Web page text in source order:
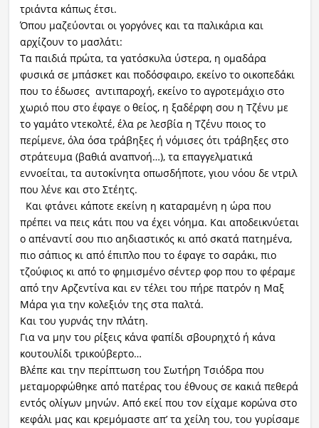
τριάντα κάπως έτσι.
Όπου μαζεύονται οι γοργόνες και τα παλικάρια και
αρχίζουν το μασλάτι:
Τα παιδιά πρώτα, τα γατόσκυλα ύστερα, η ομαδάρα
φυσικά σε μπάσκετ και ποδόσφαιρο, εκείνο το οικοπεδάκι
που το έδωσες αντιπαροχή, εκείνο το αγροτεμάχιο στο
χωριό που στο έφαγε ο θείος, η ξαδέρφη σου η Τζένυ με
το γαμάτο ντεκολτέ, έλα ρε λεσβία η Τζένυ ποιος το
περίμενε, όλα όσα τράβηξες ή νόμισες ότι τράβηξες στο
στράτευμα (βαθιά αναπνοή…), τα επαγγελματικά
εννοείται, τα αυτοκίνητα οπωσδήποτε, γιου νόου δε ντριλ
που λένε και στο Στέητς.
Και φτάνει κάποτε εκείνη η καταραμένη η ώρα που
πρέπει να πεις κάτι που να έχει νόημα. Και αποδεικνύεται
ο απέναντί σου πιο αηδιαστικός κι από σκατά πατημένα,
πιο σάπιος κι από έπιπλο που το έφαγε το σαράκι, πιο
τζούφιος κι από το φημισμένο σέντερ φορ που το φέραμε
από την Αρζεντίνα και εν τέλει του πήρε πατρόν η Μαξ
Μάρα για την κολεξιόν της στα παλτά.
Και του γυρνάς την πλάτη.
Για να μην του ρίξεις κάνα φαπίδι σβουρηχτό ή κάνα
κουτουλίδι τρικούβερτο…
Βλέπε και την περίπτωση του Σωτήρη Τσιόδρα που
μεταμορφώθηκε από πατέρας του έθνους σε κακιά πεθερά
εντός ολίγων μηνών. Από εκεί που τον είχαμε κορώνα στο
κεφάλι μας και κρεμόμαστε απ’ τα χείλη του, του γυρίσαμε